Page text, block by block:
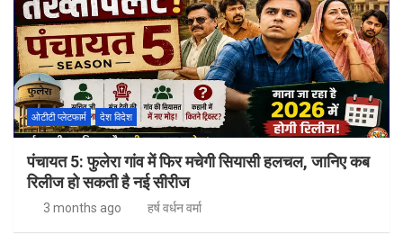
ओटीटी प्लेटफार्म देश विदेश
पंचायत 5: फुलेरा गांव में फिर मचेगी सियासी हलचल, जानिए कब
रिलीज हो सकती है नई सीरीज
3 months ago हर्ष वर्धन वर्मा